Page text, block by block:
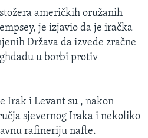
američkih oružanih
je izjavio da je iračka
Država da izvede zračne
u borbi protiv
Irak i Levant su , nakon
sjevernog Iraka i nekoliko
rafineriju nafte.